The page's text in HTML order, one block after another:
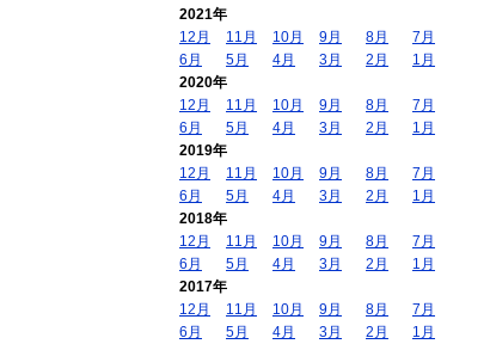
2021年
12月
11月 10月 9月 8月
7月
6月
5月 4月 3月 2月
1月
2020年
12月
11月 10月 9月 8月
7月
6月
5月 4月 3月 2月
1月
2019年
12月
11月 10月 9月 8月
7月
6月
5月 4月 3月 2月
1月
2018年
12月
11月 10月 9月 8月
7月
6月
5月 4月 3月 2月
1月
2017年
12月
11月 10月 9月 8月
7月
6月
5月 4月 3月 2月
1月